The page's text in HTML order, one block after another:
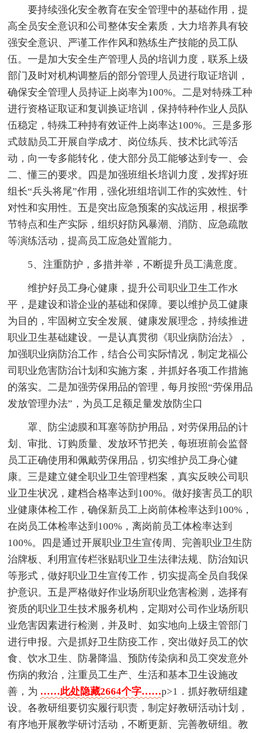
要持续强化安全教育在安全管理中的基础作用，提
高全员安全意识和公司整体安全素质，大力培养具有较
强安全意识、严谨工作作风和熟练生产技能的员工队
伍。一是加大安全生产管理人员的培训力度，联系上级
部门及时对机构调整后的部分管理人员进行取证培训，
确保安全管理人员持证上岗率为100%。二是对特殊工种
进行资格证取证和复训换证培训，保持特种作业人员队
伍稳定，特殊工种持有效证件上岗率达100%。三是多形
式鼓励员工开展自学成才、岗位练兵、技术比武等活
动，向一专多能转化，使大部分员工能够达到专一、会
二、懂三的要求。四是加强班组长培训力度，发挥好班
组长“兵头将尾”作用，强化班组培训工作的实效性、针
对性和实用性。五是突出应急预案的实战运用，根据季
节特点和生产实际，组织好防风暴潮、消防、应急疏散
等演练活动，提高员工应急处置能力。
5、注重防护，多措并举，不断提升员工满意度。
维护好员工身心健康，提升公司职业卫生工作水
平，是建设和谐企业的基础和保障。要以维护员工健康
为目的，牢固树立安全发展、健康发展理念，持续推进
职业卫生基础建设。一是认真贯彻《职业病防治法》，
加强职业病防治工作，结合公司实际情况，制定龙福公
司职业危害防治计划和实施方案，并抓好各项工作措施
的落实。二是加强劳保用品的管理，每月按照“劳保用品
发放管理办法”，为员工足额足量发放防尘口
罩、防尘滤膜和耳塞等防护用品，对劳保用品的计
划、审批、订购质量、发放环节把关，每班班前会监督
员工正确使用和佩戴劳保用品，切实维护员工身心健
康。三是建立健全职业卫生管理档案，真实反映公司职
业卫生状况，建档合格率达到100%。做好接害员工的职
业健康体检工作，确保新员工上岗前体检率达到100%，
在岗员工体检率达到100%，离岗前员工体检率达到
100%。四是通过开展职业卫生宣传周、完善职业卫生防
治牌板、利用宣传栏张贴职业卫生法律法规、防治知识
等形式，做好职业卫生宣传工作，切实提高全员自我保
护意识。五是严格做好作业场所职业危害检测，选择有
资质的职业卫生技术服务机构，定期对公司作业场所职
业危害因素进行检测，并及时、如实地向上级主管部门
进行申报。六是抓好卫生防疫工作，突出做好员工的饮
食、饮水卫生、防暑降温、预防传染病和员工突发意外
伤病的救治，注重员工生产、生活和基本卫生设施改
善，为 ……此处隐藏2664个字……p>1．抓好教研组建
设。各教研组要切实履行职责，制定好教研活动计划，
有序地开展教学研讨活动，不断更新、完善教研组。教